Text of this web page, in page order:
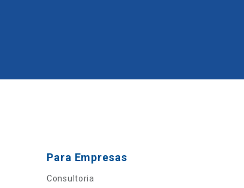
Para Empresas
Consultoria